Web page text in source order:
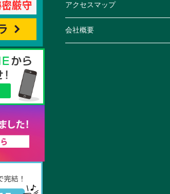
アクセスマップ
会社概要